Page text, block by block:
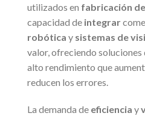
utilizados en fabricación
capacidad de integrar
robótica y sistemas de
valor, ofreciendo
alto rendimiento que
reducen los errores.
La demanda de eficiencia y